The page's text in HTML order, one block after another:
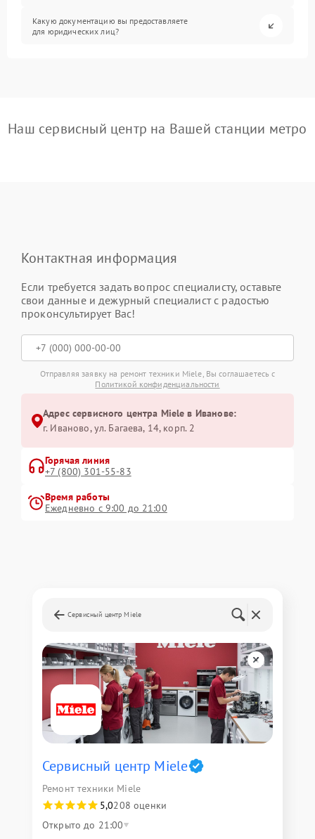
Какую документацию вы предоставляете
для юридических лиц?
Наш сервисный центр на Вашей станции метро
Контактная информация
Если требуется задать вопрос специалисту, оставьте
свои данные и дежурный специалист с радостью
проконсультирует Вас!
Отправляя заявку на ремонт техники Miele, Вы соглашаетесь с
Политикой конфиденциальности
Адрес сервисного центра Miele в Иванове:
г. Иваново, ул. Багаева, 14, корп. 2
Горячая линия
+7 (800) 301-55-83
Время работы
Ежедневно с 9:00 до 21:00
Сервисный центр Miele
Сервисный центр Miele
Ремонт техники Miele
5,0208 оценки
Открыто до 21:00